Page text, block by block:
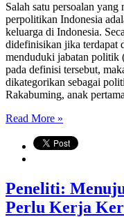
Salah satu persoalan
perpolitikan Indonesia
keluarga di Indonesia.
didefinisikan jika terdapat
menduduki jabatan politik
pada definisi tersebut,
dikategorikan sebagai
Rakabuming, anak
Read More »
Peneliti:
Perlu Kerja